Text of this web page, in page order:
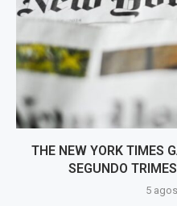
THE NEW YORK TIMES
SEGUNDO
5